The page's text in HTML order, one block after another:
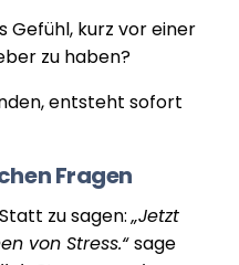
Gefühl, kurz vor einer
zu haben?
entsteht sofort
Fragen
zu sagen:„Jetzt
von Stress.“sage